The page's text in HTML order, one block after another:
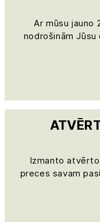
Ar mūsu jauno
nodrošinām
Izmanto
preces savam